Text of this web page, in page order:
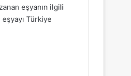
eşyanın ilgili
Türkiye